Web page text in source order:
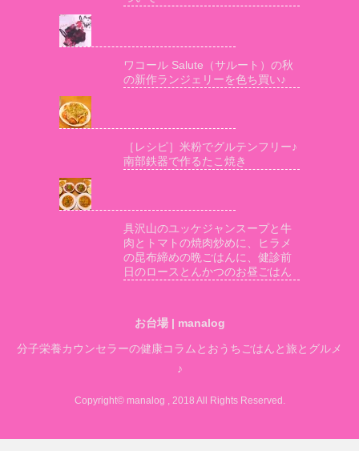
ワコール Salute（サルート）の秋
の新作ランジェリーを色ち買い♪
［レシピ］米粉でグルテンフリー♪
南部鉄器で作るたこ焼き
具沢山のユッケジャンスープと牛
肉とトマトの焼肉炒めに、ヒラメ
の昆布締めの晩ごはんに、健診前
日のロースとんかつのお昼ごはん
お台場 | manalog
分子栄養カウンセラーの健康コラムとおうちごはんと旅とグルメ
♪
Copyright© manalog , 2018 All Rights Reserved.